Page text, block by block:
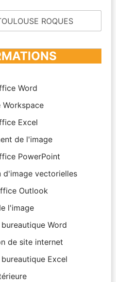
Word
Workspace
Excel
de l'image
PowerPoint
d'image vectorielles
Outlook
l'image
Word
de site internet
Excel